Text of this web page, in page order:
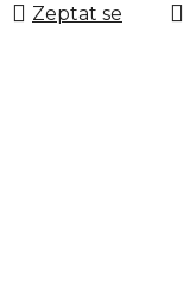
Zeptat se